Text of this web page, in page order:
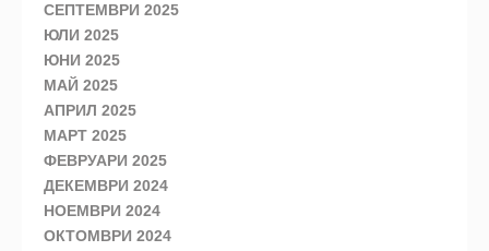
СЕПТЕМВРИ 2025
ЮЛИ 2025
ЮНИ 2025
МАЙ 2025
АПРИЛ 2025
МАРТ 2025
ФЕВРУАРИ 2025
ДЕКЕМВРИ 2024
НОЕМВРИ 2024
ОКТОМВРИ 2024